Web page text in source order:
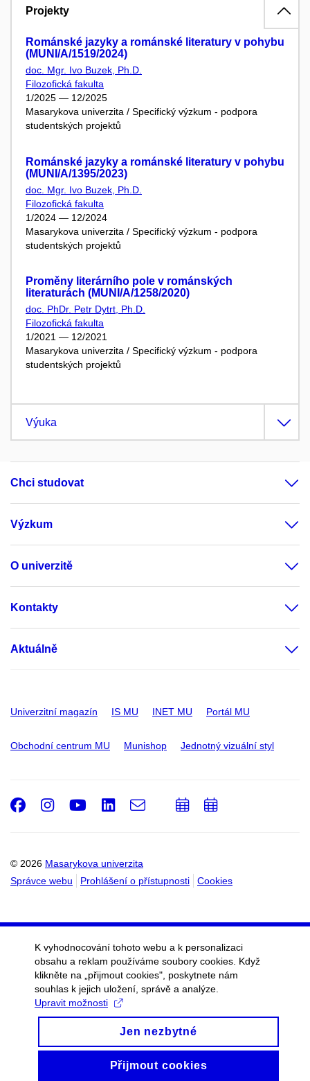
Projekty
Románské jazyky a románské literatury v pohybu
(MUNI/A/1519/2024)
doc. Mgr. Ivo Buzek, Ph.D.
Filozofická fakulta
1/2025 — 12/2025
Masarykova univerzita / Specifický výzkum - podpora
studentských projektů
Románské jazyky a románské literatury v pohybu
(MUNI/A/1395/2023)
doc. Mgr. Ivo Buzek, Ph.D.
Filozofická fakulta
1/2024 — 12/2024
Masarykova univerzita / Specifický výzkum - podpora
studentských projektů
Proměny literárního pole v románských
literaturách (MUNI/A/1258/2020)
doc. PhDr. Petr Dytrt, Ph.D.
Filozofická fakulta
1/2021 — 12/2021
Masarykova univerzita / Specifický výzkum - podpora
studentských projektů
Výuka
Chci studovat
Výzkum
O univerzitě
Kontakty
Aktuálně
Univerzitní magazín IS MU INET MU Portál MU
Obchodní centrum MU Munishop Jednotný vizuální styl
© 2026 Masarykova univerzita
Správce webu
Prohlášení o přístupnosti Cookies
Facebook
Instagram
Youtube
LinkedIn
e-
PřidatPřidat
K vyhodnocování tohoto webu a k personalizaci
obsahu a reklam používáme soubory cookies. Když
klikněte na „přijmout cookies", poskytnete nám
souhlas k jejich uložení, správě a analýze.
Upravit možnosti
Jen nezbytné
Přijmout cookies